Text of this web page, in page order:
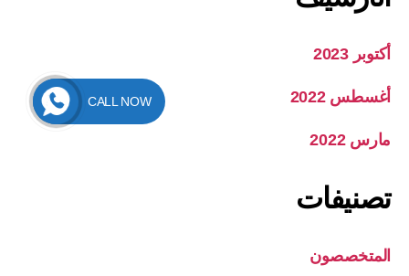
أكتوبر 2023
أغسطس 2022
مارس 2022
تصنيفات
المتخصصون
CALL NOW